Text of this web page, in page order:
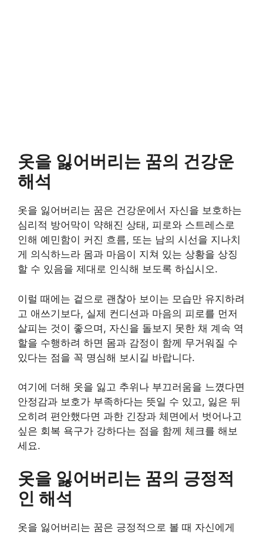
옷을 잃어버리는 꿈의 건강운
해석
옷을 잃어버리는 꿈은 건강운에서 자신을 보호하는
심리적 방어막이 약해진 상태, 피로와 스트레스로
인해 예민함이 커진 흐름, 또는 남의 시선을 지나치
게 의식하느라 몸과 마음이 지쳐 있는 상황을 상징
할 수 있음을 제대로 인식해 보도록 하십시오.
이럴 때에는 겉으로 괜찮아 보이는 모습만 유지하려
고 애쓰기보다, 실제 컨디션과 마음의 피로를 먼저
살피는 것이 좋으며, 자신을 돌보지 못한 채 계속 역
할을 수행하려 하면 몸과 감정이 함께 무거워질 수
있다는 점을 꼭 명심해 보시길 바랍니다.
여기에 더해 옷을 잃고 추위나 부끄러움을 느꼈다면
안정감과 보호가 부족하다는 뜻일 수 있고, 잃은 뒤
오히려 편안했다면 과한 긴장과 체면에서 벗어나고
싶은 회복 욕구가 강하다는 점을 함께 체크를 해보
세요.
옷을 잃어버리는 꿈의 긍정적
인 해석
옷을 잃어버리는 꿈은 긍정적으로 볼 때 자신에게